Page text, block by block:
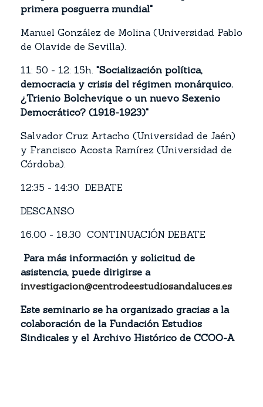
primera posguerra mundial"
Manuel González de Molina (Universidad Pablo
de Olavide de Sevilla).
11: 50 - 12: 15h. "Socialización política,
democracia y crisis del régimen monárquico.
¿Trienio Bolchevique o un nuevo Sexenio
Democrático? (1918-1923)"
Salvador Cruz Artacho (Universidad de Jaén)
y Francisco Acosta Ramírez (Universidad de
Córdoba).
12:35 - 14:30 DEBATE
DESCANSO
16.00 - 18.30 CONTINUACIÓN DEBATE
Para más información y solicitud de
asistencia, puede dirigirse a
investigacion@centrodeestudiosandaluces.es
Este seminario se ha organizado gracias a la
colaboración de la Fundación Estudios
Sindicales y el Archivo Histórico de CCOO-A